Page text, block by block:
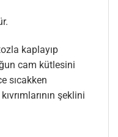
kaplayıp
cam kütlesini
sıcakken
şeklini